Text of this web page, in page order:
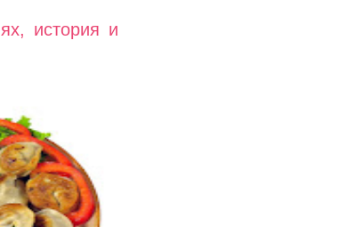
история и